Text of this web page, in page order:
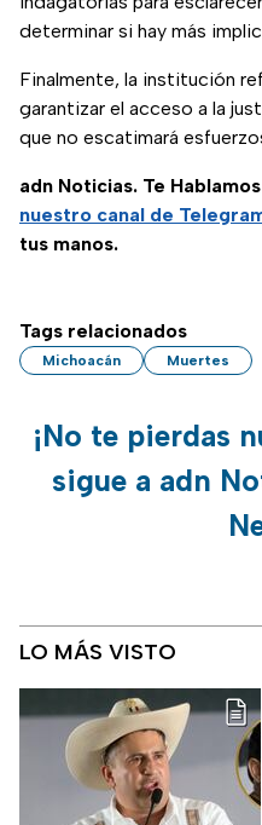
determinar si hay más
Finalmente, la institución
garantizar el acceso a la
que no escatimará
adn Noticias. Te
nuestro canal de
tus manos.
Tags relacionados
Michoacán Muertes
¡No te pierdas
sigue a adn
LO MÁS VISTO